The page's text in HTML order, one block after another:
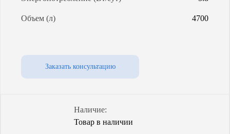
Объем (л) 4700
Заказать консультацию
Наличие:
Товар в наличии